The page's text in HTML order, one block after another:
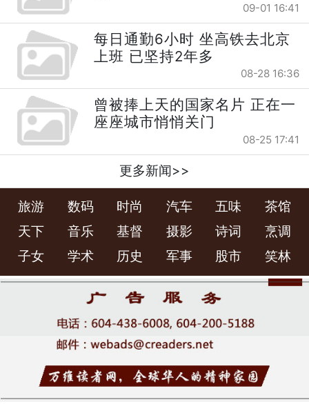
09-01 16:41
每日通勤6小时 坐高铁去北京
上班 已坚持2年多
08-28 16:36
曾被捧上天的国家名片 正在一
座座城市悄悄关门
08-25 17:41
更多新闻>>
旅游 数码 时尚 汽车 五味
茶馆
天下
音乐 基督 摄影 诗词
烹调
子女
学术 历史 军事 股市 笑林